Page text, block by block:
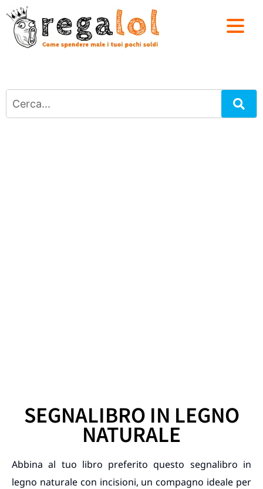
SEGNALIBRO IN LEGNO
NATURALE
Abbina al tuo libro preferito questo segnalibro in
legno naturale con incisioni, un compagno ideale per